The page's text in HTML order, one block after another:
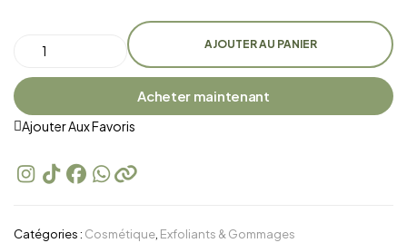
AJOUTER AU PANIER
Acheter maintenant
Ajouter Aux Favoris
Catégories : Cosmétique Exfoliants & Gommages